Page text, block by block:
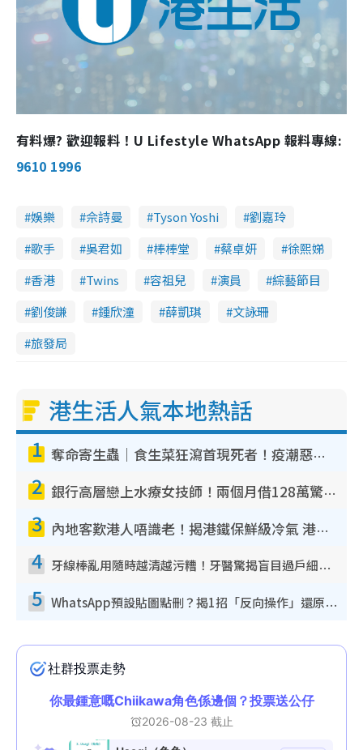
有料爆? 歡迎報料！U Lifestyle WhatsApp 報料專線:
9610 1996
娛樂 佘詩曼 Tyson Yoshi
劉嘉玲
歌手
吳君如 棒棒堂 蔡卓妍
徐熙娣
香港
Twins 容祖兒 演員
綜藝節目
劉俊謙
鍾欣潼 薛凱琪
文詠珊
旅發局
港生活人氣本地熱話
1 奪命寄生蟲｜食生菜狂瀉首現死者！疫潮惡化錄1.8萬宗病例 揭洗菜3大謬誤
2 銀行高層戀上水療女技師！兩個月借128萬驚覺「沉船」沉落火海 揭背後疑似邪教操控賣淫
3 內地客歎港人唔識老！揭港鐵保鮮級冷氣 港人求放過：咪投訴
4 牙線棒亂用隨時越清越污糟！牙醫驚揭盲目過戶細菌恐致蛀牙：呢種先係日常真保養
5 WhatsApp預設貼圖點刪？揭1招「反向操作」還原簡潔介面 附3步實測教學